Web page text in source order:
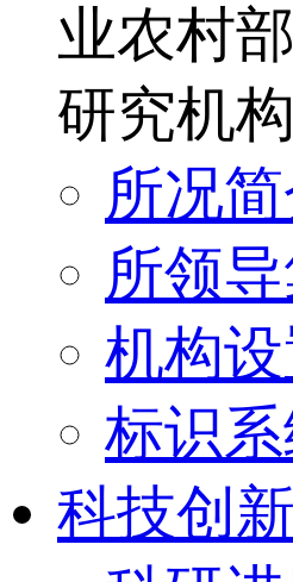
业农村
研究机
所况
所领
机构
标识
科技创新